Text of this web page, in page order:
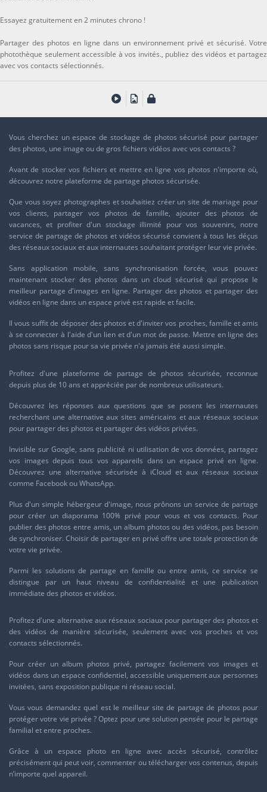
Essayez gratuitement en 2 minutes chrono !
Partager des photos en ligne dans un environnement privé et sécurisé. Votre
photothèque seulement accessible à vos invités., publiez des vidéos et partagez
avec vos contacts sélectionnés.
Vous cherchez un espace de stockage de photos sécurisé pour partager
des photos, une image ou de gros fichiers vidéos avec vos contacts ?
Avant de stocker vos fichiers et mettre en ligne vos photos n'importe où,
découvrez notre plateforme de partage photos sécurisée.
Que vous soyez photographes et souhaitiez créer un site de mariage pour
vos clients, partager vos photos de famille, ajouter des photos de
vacances, et profiter d'un stockage illimité pour vos souvenirs, notre
service de partage de photos et vidéos sécurisé convient à tous les déçus
des réseaux sociaux et aux internautes souhaitant protéger leur vie privée.
Sans application mobile, sans synchronisation forcée, vous pouvez
maintenant stocker des photos dans un cloud sécurisé qui propose le
meilleur partage d'images en ligne. Partager des photos et partager des
vidéos en ligne dans un espace privé est rapide et facile.
Il vous suffit de déposer des photos et d'inviter vos proches, famille et amis
à se connecter à l'aide d'un lien et d'un mot de passe. Mettre en ligne des
photos sans risque pour sa vie privée n'a jamais été aussi simple.
Profitez d'une plateforme de partage de photos sécurisée, reconnue
depuis plus de 10 ans et appréciée par de nombreux utilisateurs.
Découvrez les réponses aux questions que se posent les internautes
recherchant une alternative aux sites américains et aux réseaux sociaux
pour partager des photos et partager des vidéos privées.
Invisible surGoogle, sans publicité ni utilisation de vos données, partagez
vos images depuis tous vos appareils dans un espace privé en ligne.
Découvrez une alternative sécurisée à iCloud et aux réseaux sociaux
comme FacebookouWhatsApp.
Plus d'un simple hébergeur d'image, nous prônons un service de partage
pour créer un diaporama 100% privé pour vous et vos contacts. Pour
publier des photos entre amis, un album photos ou des vidéos, pas besoin
de synchroniser. Choisir de partager en privé offre une totale protection de
votre vie privée.
Parmi les solutions de partage en famille ou entre amis, ce service se
distingue par un haut niveau de confidentialité et une publication
immédiate des photos et vidéos.
Profitez d'une alternative aux réseaux sociauxpour partager des photos et
des vidéos de manière sécurisée, seulement avec vos proches et vos
contacts sélectionnés.
Pourcréer un album photos privé, partagez facilement vos images et
vidéos dans un espace confidentiel, accessible uniquement aux personnes
invitées, sans exposition publique ni réseau social.
Vous vous demandez quel est le meilleur site de partage de photos pour
protéger votre vie privée ? Optez pour une solution pensée pour le partage
familial et entre proches.
Grâce à un espace photo en ligne avec accès sécurisé, contrôlez
précisément qui peut voir, commenter ou télécharger vos contenus, depuis
n’importe quel appareil.